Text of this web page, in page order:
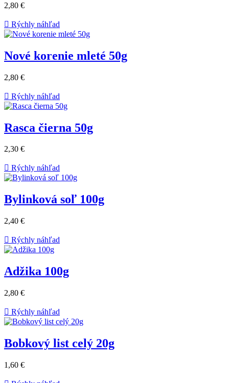
2,80 €
 Rýchly náhľad
Nové korenie mleté 50g
2,80 €
 Rýchly náhľad
Rasca čierna 50g
2,30 €
 Rýchly náhľad
Bylinková soľ 100g
2,40 €
 Rýchly náhľad
Adžika 100g
2,80 €
 Rýchly náhľad
Bobkový list celý 20g
1,60 €